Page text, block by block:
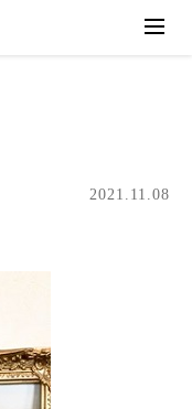
2021.11.08